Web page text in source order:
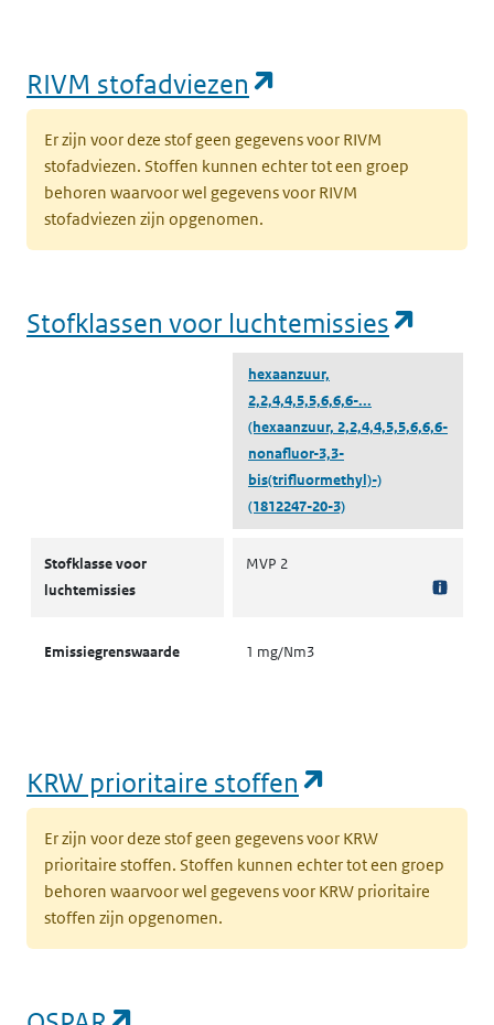
RIVM stofadviezen
Er zijn voor deze stof geen gegevens voor RIVM
stofadviezen. Stoffen kunnen echter tot een groep
behoren waarvoor wel gegevens voor RIVM
stofadviezen zijn opgenomen.
Stofklassen voor luchtemissies
hexaanzuur,
2,2,4,4,5,5,6,6,6-...
(hexaanzuur, 2,2,4,4,5,5,6,6,6-
nonafluor-3,3-
bis(trifluormethyl)-)
(1812247-20-3)
Stofklasse voor
luchtemissies
MVP 2
Emissiegrenswaarde 1 mg/Nm3
KRW prioritaire stoffen
Er zijn voor deze stof geen gegevens voor KRW
prioritaire stoffen. Stoffen kunnen echter tot een groep
behoren waarvoor wel gegevens voor KRW prioritaire
stoffen zijn opgenomen.